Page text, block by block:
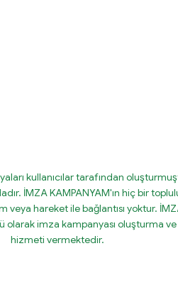
kullanıcılar tarafından
İMZA KAMPANYAM'ın hiç bir
veya hareket ile bağlantısı yoktur.
olarak imza kampanyası oluşturma ve
hizmeti vermektedir.